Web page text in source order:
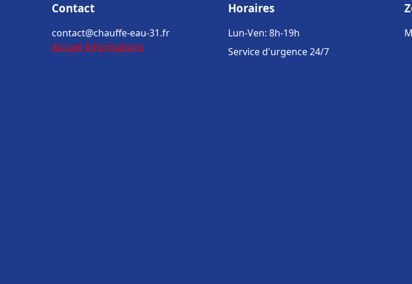
Contact
contact@chauffe-eau-31.fr
Accueil Informations
Horaires
Lun-Ven: 8h-19h
Service d'urgence 24/7